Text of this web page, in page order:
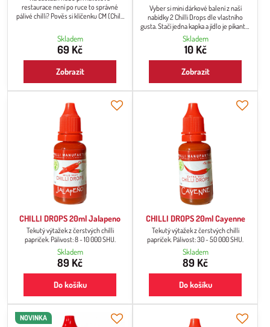
restaurace není po ruce to správné
pálivé chilli? Pověs si klíčenku CM (Chilli
tašku, klíče, opasek, nebo vlož do tašky
- chilli budeš mít vždy po ruce s sebou.
Skladem
69 Kč
Zobrazit
Vyber si mini dárkové balení z naší
nabídky 2 Chilli Drops dle vlastního
gusta. Stačí jedna kapka a jídlo je pikantní
s typickou chutí chilli papriček.
Skladem
10 Kč
Zobrazit
CHILLI DROPS 20ml Jalapeno
Tekutý výtažek z čerstvých chilli
papriček. Pálivost: 8 - 10 000 SHU.
Skladem
89 Kč
Do košíku
CHILLI DROPS 20ml Cayenne
Tekutý výtažek z čerstvých chilli
papriček. Pálivost: 30 - 50 000 SHU.
Skladem
89 Kč
Do košíku
NOVINKA